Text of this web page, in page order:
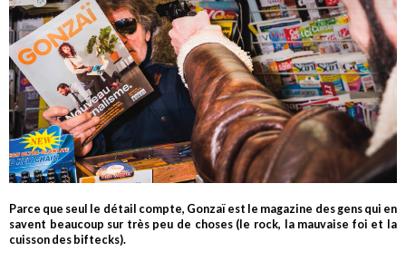
Parce que seul le détail compte, Gonzaï est le magazine des gens qui en
savent beaucoup sur très peu de choses (le rock, la mauvaise foi et la
cuisson des biftecks).